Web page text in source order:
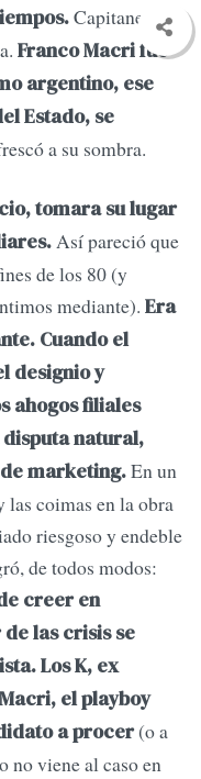
Capitanes de
Franco Macri fue
argentino, ese
Estado, se
a su sombra.
tomara su lugar
Así pareció que
de los 80 (y
mediante). Era
Cuando el
designio y
ahogos filiales
natural,
marketing.En un
coimas en la obra
riesgoso y endeble
de todos modos:
creer en
las crisis se
Los K, ex
el playboy
a procer(o a
no viene al caso en